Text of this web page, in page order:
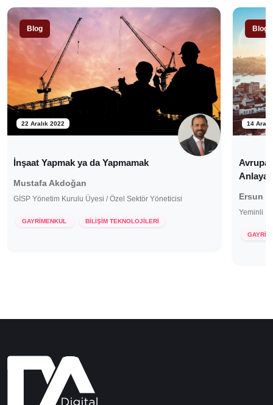
Blog
22 Aralık 2022
İnşaat Yapmak ya da Yapmamak
Mustafa Akdoğan
GİSP Yönetim Kurulu Üyesi / Özel Sektör Yöneticisi
GAYRİMENKUL BİLİŞİM TEKNOLOJİLERİ
Blog
14
Ersun
Yeminli